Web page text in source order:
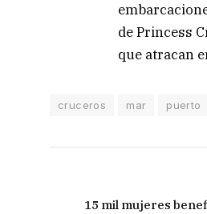
de Princess
que atracan
cruceros mar puerto
15 mil mujeres